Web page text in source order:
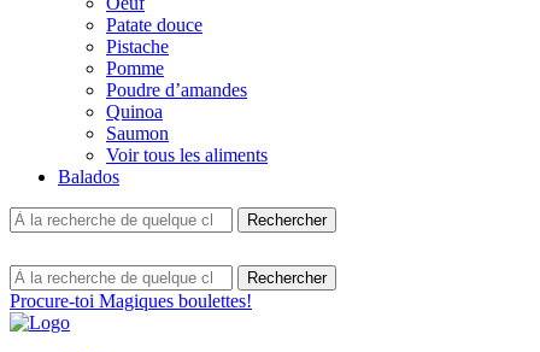
Patate douce
Pistache
Pomme
Poudre d’amandes
Quinoa
Saumon
Voir tous les aliments
Balados
Procure-toi Magiques boulettes!